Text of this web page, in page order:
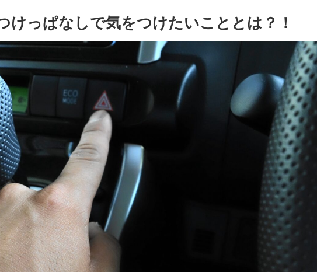
けっぱなしで気をつけたいこととは？！